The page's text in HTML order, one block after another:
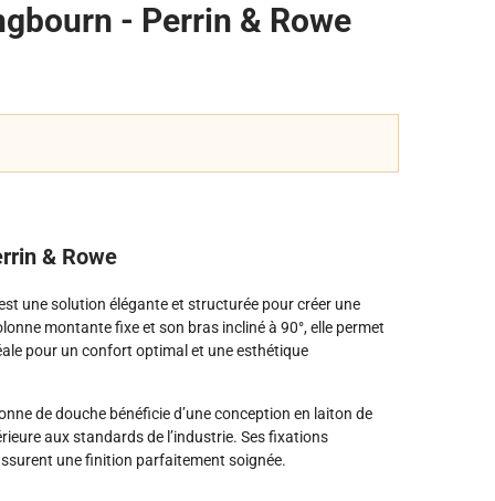
- Perrin & Rowe
& Rowe
une solution élégante et structurée pour créer une
montante fixe et son bras incliné à 90°, elle permet
pour un confort optimal et une esthétique
de douche bénéficie d’une conception en laiton de
aux standards de l’industrie. Ses fixations
une finition parfaitement soignée.